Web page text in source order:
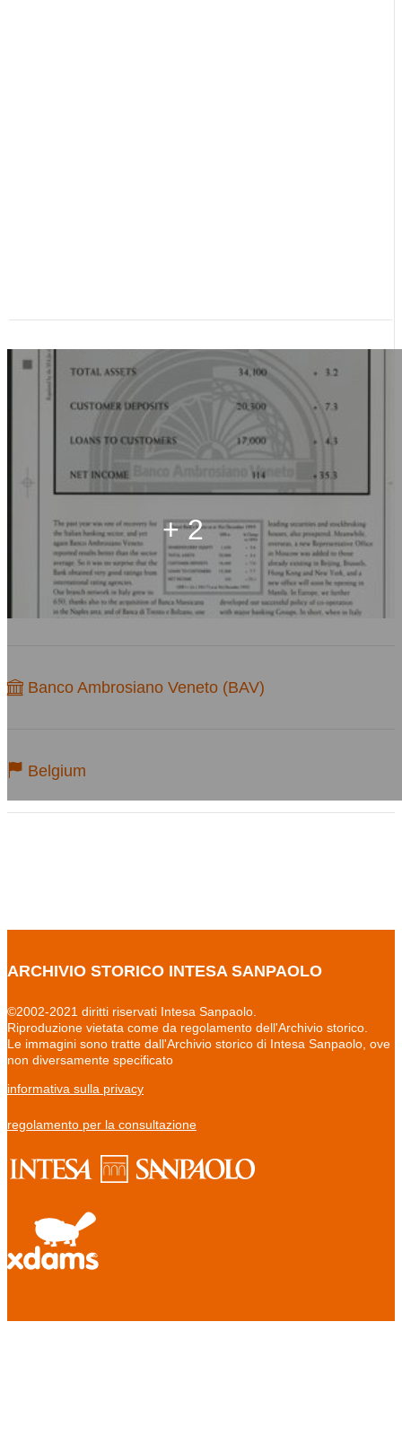
+ 2
Banco Ambrosiano Veneto (BAV)
Belgium
ARCHIVIO STORICO INTESA SANPAOLO
©2002-2021 diritti riservati Intesa Sanpaolo.
Riproduzione vietata come da regolamento dell'Archivio storico.
Le immagini sono tratte dall'Archivio storico di Intesa Sanpaolo, ove
non diversamente specificato
informativa sulla privacy
regolamento per la consultazione